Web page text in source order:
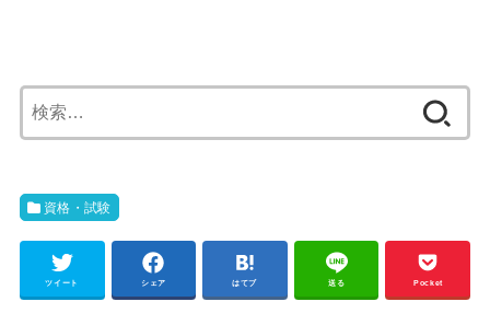
索:
資格・試験
ツイート シェア はてブ 送る Pocket